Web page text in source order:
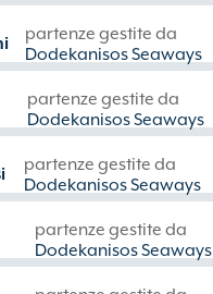
partenze gestite da
Dodekanisos Seaways
partenze gestite da
Dodekanisos Seaways
partenze gestite da
Dodekanisos Seaways
partenze gestite da
Dodekanisos Seaways